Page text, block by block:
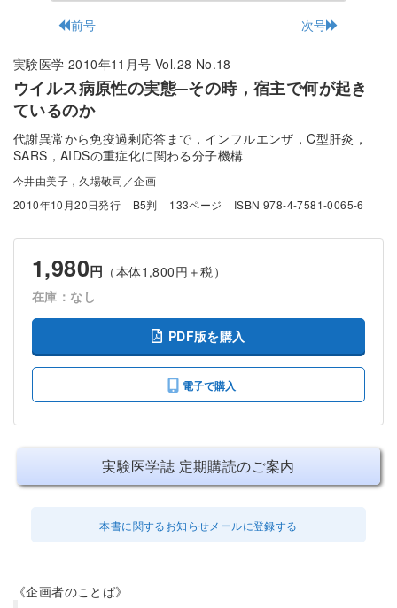
前号 次号
実験医学 2010年11月号 Vol.28 No.18
ウイルス病原性の実態─その時，宿主で何が起き
ているのか
代謝異常から免疫過剰応答まで，インフルエンザ，C型肝炎，
SARS，AIDSの重症化に関わる分子機構
今井由美子，久場敬司／企画
2010年10月20日発行
B5判 133ページ ISBN 978-4-7581-0065-6
1,980円 （本体1,800円＋税）
在庫：なし
PDF版を購入
電子で購入
実験医学誌 定期購読のご案内
本書に関するお知らせメールに登録する
《企画者のことば》